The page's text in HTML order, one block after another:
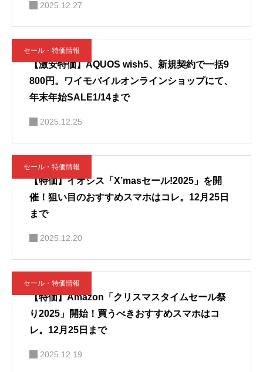
2025.12.27
セール・特価情報
【激安特価】AQUOS wish5、新規契約で一括9
800円。ワイモバイルオンラインショップにて、
年末年始SALE1/14まで
2025.12.25
セール・特価情報
【特価】イオシス「X’masセール!2025」を開
催！狙い目のおすすめスマホはコレ。12月25日
まで
2025.12.20
セール・特価情報
【特価】Amazon「クリスマスタイムセール祭
り2025」開始！買うべきおすすめスマホはコ
レ。12月25日まで
2025.12.19